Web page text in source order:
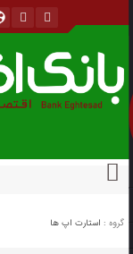
گروه : استارت اپ ها